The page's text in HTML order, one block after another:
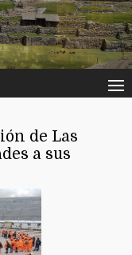
de Las
a sus